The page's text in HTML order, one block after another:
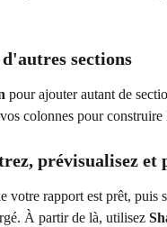
sections
pour ajouter autant de
colonnes pour
prévisualisez et
votre rapport est prêt, puis
À partir de là, utilisez